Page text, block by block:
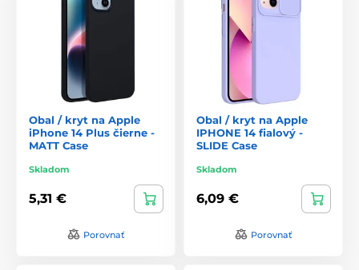
Obal / kryt na Apple
iPhone 14 Plus čierne -
MATT Case
Skladom
5,31 €
Porovnať
Obal / kryt na Apple
IPHONE 14 fialový -
SLIDE Case
Skladom
6,09 €
Porovnať